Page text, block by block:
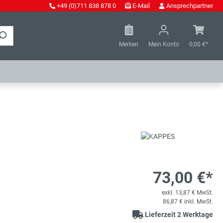
+49 (0)711 838 878 0 E-Mail Ansprechpartner
Merken Mein Konto 0,00 €*
73,00 €*
exkl. 13,87 € MwSt.
86,87 € inkl. MwSt.
Lieferzeit 2 Werktage